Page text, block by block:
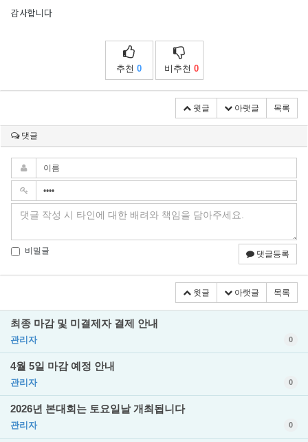
감사합니다
추천 0 비추천 0
윗글 아랫글 목록
댓글
비밀글 댓글등록
윗글 아랫글 목록
최종 마감 및 미결제자 결제 안내
관리자 0
4월 5일 마감 예정 안내
관리자 0
2026년 본대회는 토요일날 개최됩니다
관리자 0